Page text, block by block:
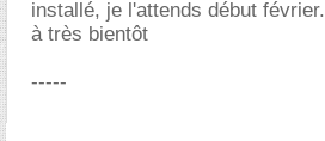
installé, je l'attends début février.
à très bientôt
-----